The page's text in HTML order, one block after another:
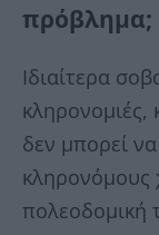
πρόβλημα;
Ιδιαίτερα
κληρονομιές,
δεν μπορεί
κληρονόμους
πολεοδομική